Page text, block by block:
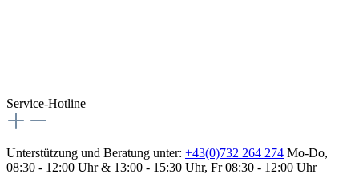
Service-Hotline
Unterstützung und Beratung unter: +43(0)732 264 274 Mo-Do,
08:30 - 12:00 Uhr & 13:00 - 15:30 Uhr, Fr 08:30 - 12:00 Uhr